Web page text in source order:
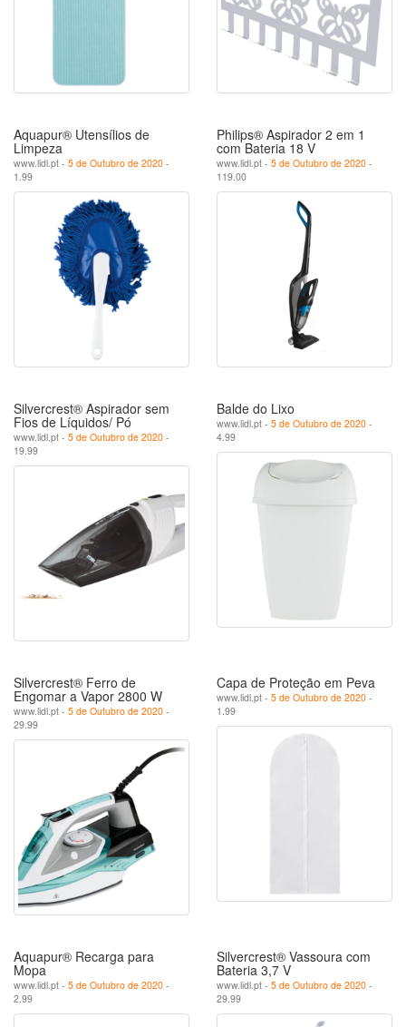
Aquapur® Utensílios de
Limpeza
www.lidl.pt - 5 de Outubro de 2020 -
1.99
Philips® Aspirador 2 em 1
com Bateria 18 V
www.lidl.pt - 5 de Outubro de 2020 -
119.00
Silvercrest® Aspirador sem
Fios de Líquidos/ Pó
www.lidl.pt - 5 de Outubro de 2020 -
19.99
Balde do Lixo
www.lidl.pt - 5 de Outubro de 2020 -
4.99
Silvercrest® Ferro de
Engomar a Vapor 2800 W
www.lidl.pt - 5 de Outubro de 2020 -
29.99
Capa de Proteção em Peva
www.lidl.pt - 5 de Outubro de 2020 -
1.99
Aquapur® Recarga para
Mopa
www.lidl.pt - 5 de Outubro de 2020 -
2.99
Silvercrest® Vassoura com
Bateria 3,7 V
www.lidl.pt - 5 de Outubro de 2020 -
29.99